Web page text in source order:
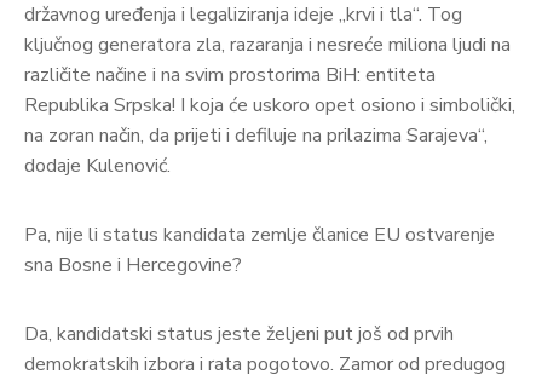
državnog uređenja i legaliziranja ideje „krvi i tla“. Tog
ključnog generatora zla, razaranja i nesreće miliona ljudi na
različite načine i na svim prostorima BiH: entiteta
Republika Srpska! I koja će uskoro opet osiono i simbolički,
na zoran način, da prijeti i defiluje na prilazima Sarajeva“,
dodaje Kulenović.
Pa, nije li status kandidata zemlje članice EU ostvarenje
sna Bosne i Hercegovine?
Da, kandidatski status jeste željeni put još od prvih
demokratskih izbora i rata pogotovo. Zamor od predugog